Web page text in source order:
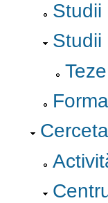
Studii
Studii